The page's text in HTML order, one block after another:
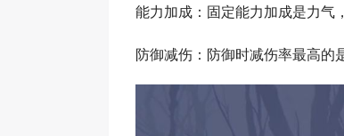
能力加成：固定能力加成是力气
防御减伤：防御时减伤率最高的